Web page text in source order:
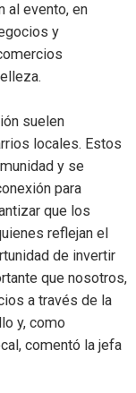
al evento, en
y
suelen
locales. Estos
y se
para
que los
reflejan el
de invertir
que nosotros,
a través de la
y, como
comentó la jefa